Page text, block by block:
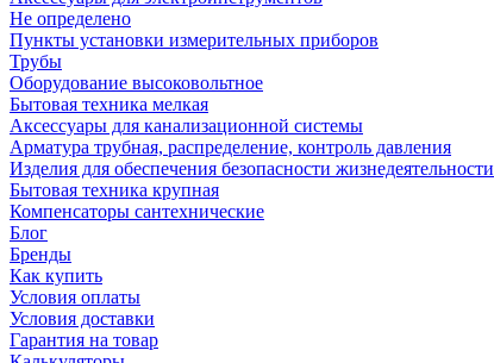
Не определено
Пункты установки измерительных приборов
Трубы
Оборудование высоковольтное
Бытовая техника мелкая
Аксессуары для канализационной системы
Арматура трубная, распределение, контроль давления
Изделия для обеспечения безопасности жизнедеятельности
Бытовая техника крупная
Компенсаторы сантехнические
Блог
Бренды
Как купить
Условия оплаты
Условия доставки
Гарантия на товар